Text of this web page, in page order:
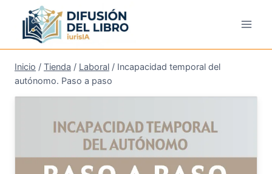
contenido
Inicio / Tienda / Laboral / Incapacidad temporal del
autónomo. Paso a paso